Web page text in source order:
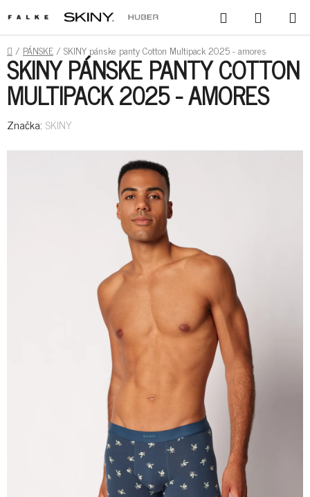
NA
OBSAH
HĽADAŤ
KOŠÍK
DOMOV
/ PÁNSKE/ SKINY pánske panty Cotton Multipack 2025 - amores
SKINY PÁNSKE PANTY COTTON
MULTIPACK 2025 - AMORES
Značka: SKINY